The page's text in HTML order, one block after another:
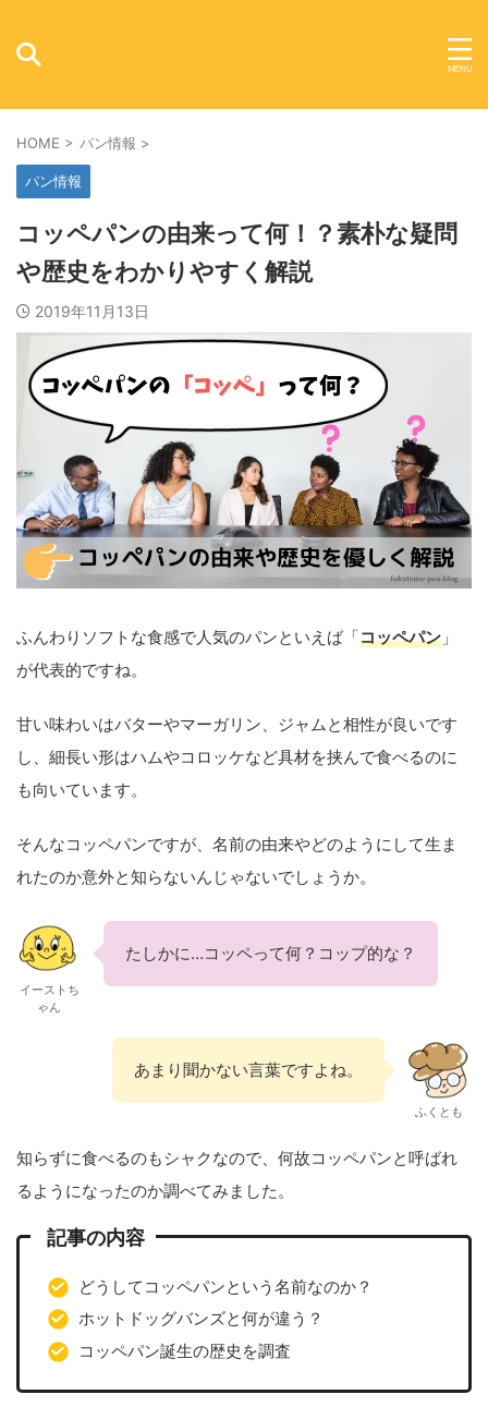
HOME > パン情報 >
パン情報
コッペパンの由来って何！？素朴な疑問
や歴史をわかりやすく解説
2019年11月13日
ふんわりソフトな食感で人気のパンといえば「コッペパン 」
が代表的ですね。
甘い味わいはバターやマーガリン、ジャムと相性が良いです
し、細長い形はハムやコロッケなど具材を挟んで食べるのに
も向いています。
そんなコッペパンですが、名前の由来やどのようにして生ま
れたのか意外と知らないんじゃないでしょうか。
イーストち
ゃん
たしかに…コッペって何？コップ的な？
あまり聞かない言葉ですよね。
ふくとも
知らずに食べるのもシャクなので、何故コッペパンと呼ばれ
るようになったのか調べてみました。
記事の内容
どうしてコッペパンという名前なのか？
ホットドッグバンズと何が違う？
コッペパン誕生の歴史を調査